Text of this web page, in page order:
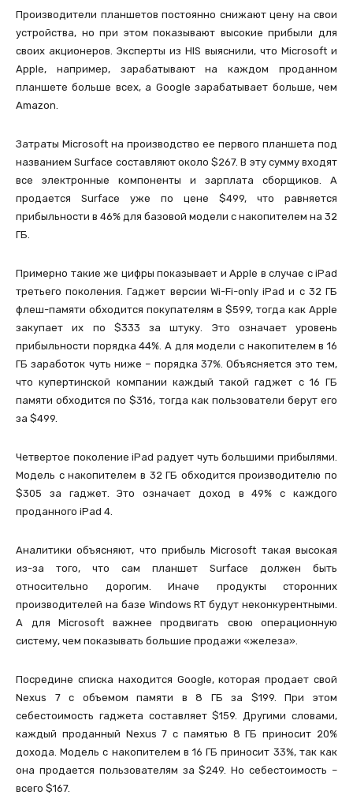
Производители планшетов постоянно снижают цену на свои
устройства, но при этом показывают высокие прибыли для
своих акционеров. Эксперты из HIS выяснили, что Microsoft и
Apple, например, зарабатывают на каждом проданном
планшете больше всех, а Google зарабатывает больше, чем
Amazon.
Затраты Microsoft на производство ее первого планшета под
названием Surface составляют около $267. В эту сумму входят
все электронные компоненты и зарплата сборщиков. А
продается Surface уже по цене $499, что равняется
прибыльности в 46% для базовой модели с накопителем на 32
ГБ.
Примерно такие же цифры показывает и Apple в случае с iPad
третьего поколения. Гаджет версии Wi-Fi-only iPad и с 32 ГБ
флеш-памяти обходится покупателям в $599, тогда как Apple
закупает их по $333 за штуку. Это означает уровень
прибыльности порядка 44%. А для модели с накопителем в 16
ГБ заработок чуть ниже – порядка 37%. Объясняется это тем,
что купертинской компании каждый такой гаджет с 16 ГБ
памяти обходится по $316, тогда как пользователи берут его
за $499.
Четвертое поколение iPad радует чуть большими прибылями.
Модель с накопителем в 32 ГБ обходится производителю по
$305 за гаджет. Это означает доход в 49% с каждого
проданного iPad 4.
Аналитики объясняют, что прибыль Microsoft такая высокая
из-за того, что сам планшет Surface должен быть
относительно дорогим. Иначе продукты сторонних
производителей на базе Windows RT будут неконкурентными.
А для Microsoft важнее продвигать свою операционную
систему, чем показывать большие продажи «железа».
Посредине списка находится Google, которая продает свой
Nexus 7 с объемом памяти в 8 ГБ за $199. При этом
себестоимость гаджета составляет $159. Другими словами,
каждый проданный Nexus 7 с памятью 8 ГБ приносит 20%
дохода. Модель с накопителем в 16 ГБ приносит 33%, так как
она продается пользователям за $249. Но себестоимость –
всего $167.